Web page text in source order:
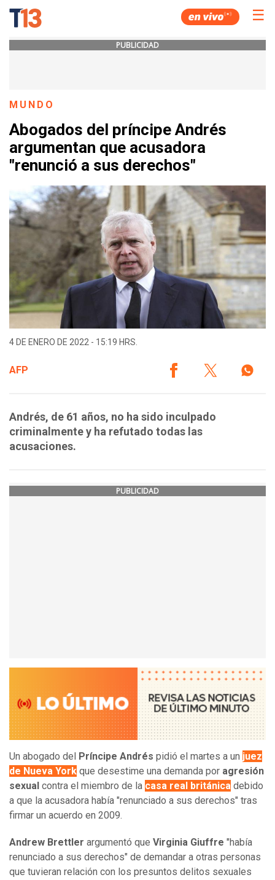
☰
PUBLICIDAD
MUNDO
Abogados del príncipe Andrés
argumentan que acusadora
"renunció a sus derechos"
4 DE ENERO DE 2022 - 15:19 HRS.
AFP
Andrés, de 61 años, no ha sido inculpado
criminalmente y ha refutado todas las
acusaciones.
PUBLICIDAD
Un abogado del Príncipe Andrés pidió el martes a un juez
de Nueva York que desestime una demanda por agresión
sexual contra el miembro de la casa real británica debido
a que la acusadora había "renunciado a sus derechos" tras
firmar un acuerdo en 2009.
Andrew Brettler argumentó que Virginia Giuffre "había
renunciado a sus derechos" de demandar a otras personas
que tuvieran relación con los presuntos delitos sexuales